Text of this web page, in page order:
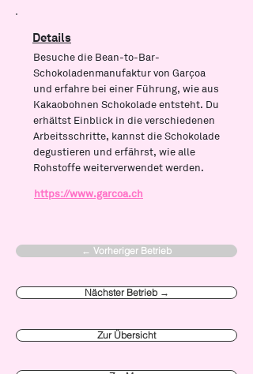
Details
Besuche die Bean-to-Bar-
Schokoladenmanufaktur von Garçoa
und erfahre bei einer Führung, wie aus
Kakaobohnen Schokolade entsteht. Du
erhältst Einblick in die verschiedenen
Arbeitsschritte, kannst die Schokolade
degustieren und erfährst, wie alle
Rohstoffe weiterverwendet werden.
https://www.garcoa.ch
← Vorheriger Betrieb
Nächster Betrieb →
Zur Übersicht